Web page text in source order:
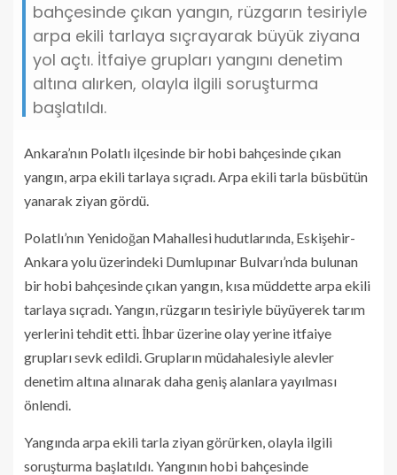
bahçesinde çıkan yangın, rüzgarın tesiriyle
arpa ekili tarlaya sıçrayarak büyük ziyana
yol açtı. İtfaiye grupları yangını denetim
altına alırken, olayla ilgili soruşturma
başlatıldı.
Ankara’nın Polatlı ilçesinde bir hobi bahçesinde çıkan
yangın, arpa ekili tarlaya sıçradı. Arpa ekili tarla büsbütün
yanarak ziyan gördü.
Polatlı’nın Yenidoğan Mahallesi hudutlarında, Eskişehir-
Ankara yolu üzerindeki Dumlupınar Bulvarı’nda bulunan
bir hobi bahçesinde çıkan yangın, kısa müddette arpa ekili
tarlaya sıçradı. Yangın, rüzgarın tesiriyle büyüyerek tarım
yerlerini tehdit etti. İhbar üzerine olay yerine itfaiye
grupları sevk edildi. Grupların müdahalesiyle alevler
denetim altına alınarak daha geniş alanlara yayılması
önlendi.
Yangında arpa ekili tarla ziyan görürken, olayla ilgili
soruşturma başlatıldı. Yangının hobi bahçesinde